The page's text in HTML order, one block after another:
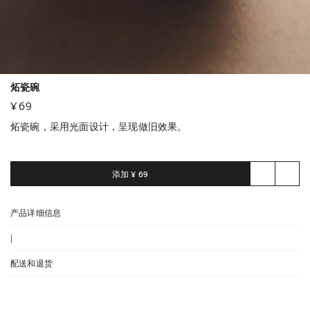
炻瓷碗
¥ 69
炻瓷碗，采用光面设计，呈现做旧效果。
添加¥ 69
产品详细信息
|
配送和退货